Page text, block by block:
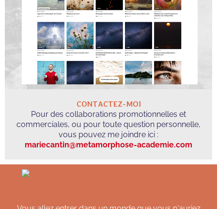
CONTACTEZ-MOI
Pour des collaborations promotionnelles et
commerciales, ou pour toute question personnelle,
vous pouvez me joindre ici :
mariecantin@metamorphose-academie.com